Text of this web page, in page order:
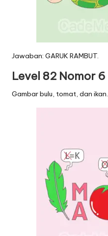
Jawaban: GARUK RAMBUT.
Level 82 Nomor 6
Gambar bulu, tomat, dan ikan.